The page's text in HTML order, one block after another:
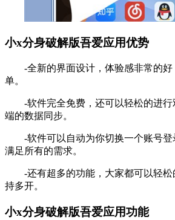
小x分身破解版吾爱应用优势
-全新的界面设计，体验感非常的好
单。
-软件完全免费，还可以轻松的进行
端的数据同步。
-软件可以自动为你切换一个账号登
满足所有的需求。
-还有超多的功能，大家都可以轻松
持多开。
小x分身破解版吾爱应用功能